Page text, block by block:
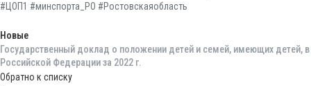
#ЦОП1 #минспорта_РО #Ростовскаяобласть
Новые
Государственный доклад о положении детей и семей, имеющих детей, в
Российской Федерации за 2022 г.
Обратно к списку